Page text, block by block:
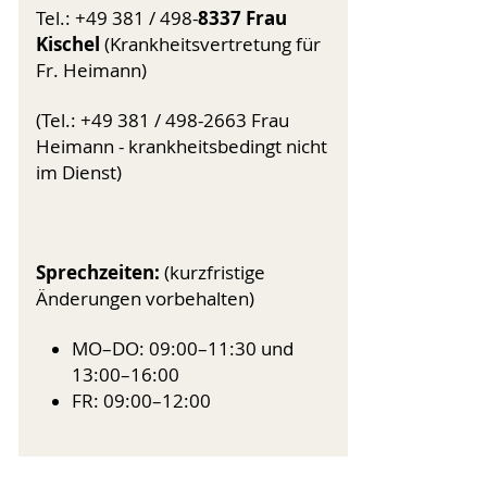
Tel.: +49 381 / 498-8337 Frau
Kischel (Krankheitsvertretung für
Fr. Heimann)
(Tel.: +49 381 / 498-2663 Frau
Heimann - krankheitsbedingt nicht
im Dienst)
Sprechzeiten: (kurzfristige
Änderungen vorbehalten)
MO–DO: 09:00–11:30 und
13:00–16:00
FR: 09:00–12:00